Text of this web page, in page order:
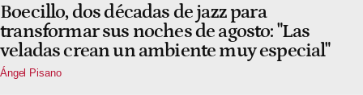
Boecillo, dos décadas de jazz para
transformar sus noches de agosto: "Las
veladas crean un ambiente muy especial"
Ángel Pisano